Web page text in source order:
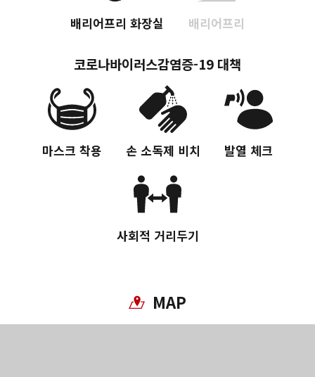
배리어프리 화장실 배리어프리
코로나바이러스감염증-19 대책
마스크 착용 손 소독제 비치 발열 체크
사회적 거리두기
MAP
Facebook에 공유
링크 복사